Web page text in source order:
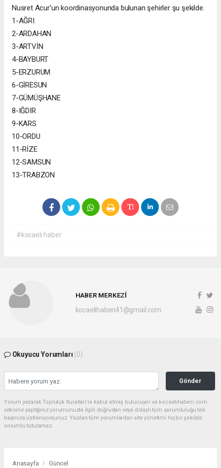
Nusret Acur’un koordinasyonunda bulunan şehirler şu şekilde.
1-AĞRI
2-ARDAHAN
3-ARTVİN
4-BAYBURT
5-ERZURUM
6-GİRESUN
7-GÜMÜŞHANE
8-IĞDIR
9-KARS
10-ORDU
11-RİZE
12-SAMSUN
13-TRABZON
#kocaeli haber
HABER MERKEZİ
kocaelihaberi41@gmail.com
Okuyucu Yorumları (0)
Gönder
Yorum yazarak Topluluk Kuralları’nı kabul etmiş bulunuyor ve kocaelihaberi.com
sitesine yaptığınız yorumunuzla ilgili doğrudan veya dolaylı tüm sorumluluğu tek
başınıza üstleniyorsunuz. Yazılan tüm yorumlardan site yönetimi hiçbir şekilde
sorumlu tutulamaz.
Anasayfa Güncel